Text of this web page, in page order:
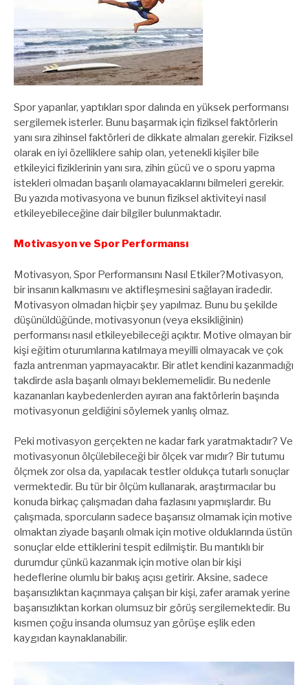
Spor yapanlar, yaptıkları spor dalında en yüksek performansı
sergilemek isterler. Bunu başarmak için fiziksel faktörlerin
yanı sıra zihinsel faktörleri de dikkate almaları gerekir. Fiziksel
olarak en iyi özelliklere sahip olan, yetenekli kişiler bile
etkileyici fiziklerinin yanı sıra, zihin gücü ve o sporu yapma
istekleri olmadan başarılı olamayacaklarını bilmeleri gerekir.
Bu yazıda motivasyona ve bunun fiziksel aktiviteyi nasıl
etkileyebileceğine dair bilgiler bulunmaktadır.
Motivasyon ve Spor Performansı
Motivasyon, Spor Performansını Nasıl Etkiler?Motivasyon,
bir insanın kalkmasını ve aktifleşmesini sağlayan iradedir.
Motivasyon olmadan hiçbir şey yapılmaz. Bunu bu şekilde
düşünüldüğünde, motivasyonun (veya eksikliğinin)
performansı nasıl etkileyebileceği açıktır. Motive olmayan bir
kişi eğitim oturumlarına katılmaya meyilli olmayacak ve çok
fazla antrenman yapmayacaktır. Bir atlet kendini kazanmadığı
takdirde asla başarılı olmayı beklememelidir. Bu nedenle
kazananları kaybedenlerden ayıran ana faktörlerin başında
motivasyonun geldiğini söylemek yanlış olmaz.
Peki motivasyon gerçekten ne kadar fark yaratmaktadır? Ve
motivasyonun ölçülebileceği bir ölçek var mıdır? Bir tutumu
ölçmek zor olsa da, yapılacak testler oldukça tutarlı sonuçlar
vermektedir. Bu tür bir ölçüm kullanarak, araştırmacılar bu
konuda birkaç çalışmadan daha fazlasını yapmışlardır. Bu
çalışmada, sporcuların sadece başarısız olmamak için motive
olmaktan ziyade başarılı olmak için motive olduklarında üstün
sonuçlar elde ettiklerini tespit edilmiştir. Bu mantıklı bir
durumdur çünkü kazanmak için motive olan bir kişi
hedeflerine olumlu bir bakış açısı getirir. Aksine, sadece
başarısızlıktan kaçınmaya çalışan bir kişi, zafer aramak yerine
başarısızlıktan korkan olumsuz bir görüş sergilemektedir. Bu
kısmen çoğu insanda olumsuz yan görüşe eşlik eden
kaygıdan kaynaklanabilir.